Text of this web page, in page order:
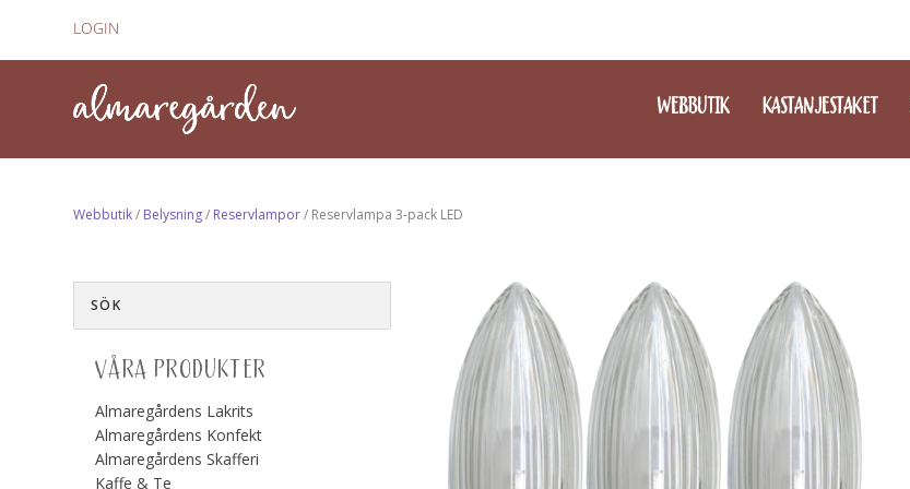
LOGIN
WEBBUTIK KASTANJESTAKET
Webbutik/ Belysning/ Reservlampor/ Reservlampa 3-pack LED
VÅRA PRODUKTER
Almaregårdens Lakrits
Almaregårdens Konfekt
Almaregårdens Skafferi
Kaffe & Te